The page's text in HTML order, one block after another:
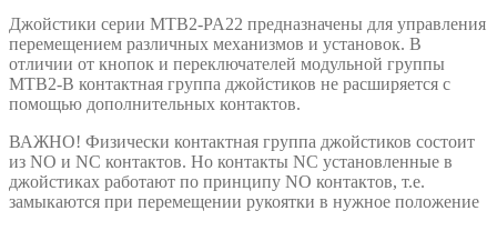
Джойстики серии MTB2-PA22 предназначены для управления
перемещением различных механизмов и установок. В
отличии от кнопок и переключателей модульной группы
MTB2-B контактная группа джойстиков не расширяется с
помощью дополнительных контактов.
ВАЖНО! Физически контактная группа джойстиков состоит
из NO и NC контактов. Но контакты NC установленные в
джойстиках работают по принципу NO контактов, т.е.
замыкаются при перемещении рукоятки в нужное положение